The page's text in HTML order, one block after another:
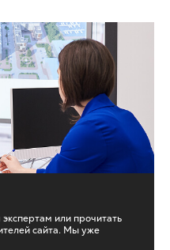
или прочитать
сайта. Мы уже